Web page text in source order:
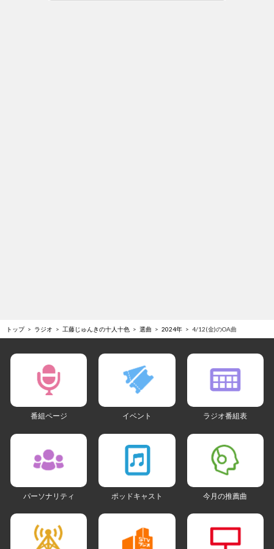
トップ ラジオ 工藤じゅんきの十人十色 選曲 2024年 4/12(金)のOA曲
番組ページ イベント ラジオ番組表
パーソナリティ ポッドキャスト 今月の推薦曲